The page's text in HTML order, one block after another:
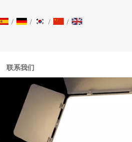
/ / / /
联系我们